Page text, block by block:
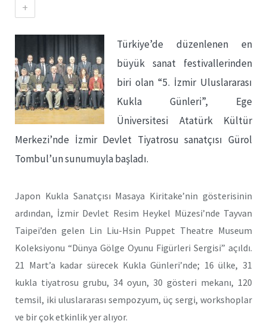
+
Türkiye’de düzenlenen en
büyük sanat festivallerinden
biri olan “5. İzmir Uluslararası
Kukla Günleri”, Ege
Üniversitesi Atatürk Kültür
Merkezi’nde İzmir Devlet Tiyatrosu sanatçısı Gürol
Tombul’un sunumuyla başladı.
Japon Kukla Sanatçısı Masaya Kiritake’nin gösterisinin
ardından, İzmir Devlet Resim Heykel Müzesi’nde Tayvan
Taipei’den gelen Lin Liu-Hsin Puppet Theatre Museum
Koleksiyonu “Dünya Gölge Oyunu Figürleri Sergisi” açıldı.
21 Mart’a kadar sürecek Kukla Günleri’nde; 16 ülke, 31
kukla tiyatrosu grubu, 34 oyun, 30 gösteri mekanı, 120
temsil, iki uluslararası sempozyum, üç sergi, workshoplar
ve bir çok etkinlik yer alıyor.